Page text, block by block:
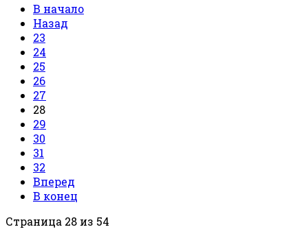
В начало
Назад
23
24
25
26
27
28
29
30
31
32
Вперед
В конец
Страница 28 из 54